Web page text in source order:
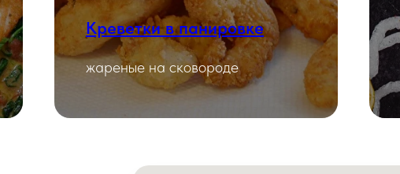
Креветки в панировке
жареные на сковороде
Смотреть